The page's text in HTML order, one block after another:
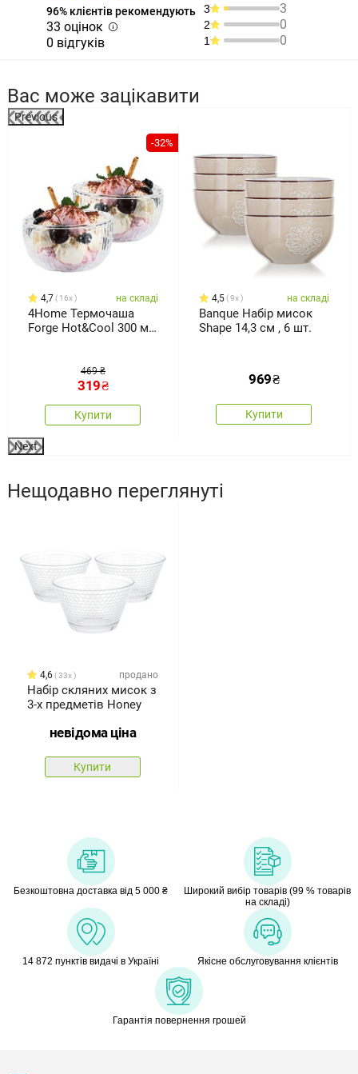
96% клієнтів рекомендують
33 оцінок
0 відгуків
3 3
2 0
1 0
Вас може зацікавити
Previous
-32%
4,7 16x на складі
4Home Термочаша
Forge Hot&Cool 300 мл,
469 ₴
319₴
Купити
4,5 9x на складі
Banque Набір мисок
Shape 14,3 см , 6 шт.
969₴
Купити
Next
Нещодавно переглянуті
4,6 33x продано
Набір скляних мисок з
3-х предметів Honey
невідома ціна
Купити
Безкоштовна доставка від 5 000 ₴
Широкий вибір товарів (99 % товарів
на складі)
14 872 пунктів видачі в Україні Якісне обслуговування клієнтів
Гарантія повернення грошей